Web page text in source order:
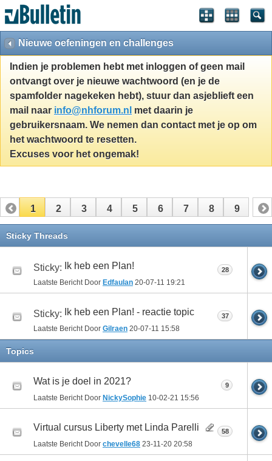
Nieuwe oefeningen en challenges
Indien je problemen hebt met inloggen of geen mail
ontvangt over je nieuwe wachtwoord (en je de
spamfolder nagekeken hebt), stuur dan asjeblieft een
mail naar info@nhforum.nl met daarin je
gebruikersnaam. We nemen dan contact met je op om
het wachtwoord te resetten.
Excuses voor het ongemak!
1 2 3 4 5 6 7 8 9
Sticky Threads
Sticky: Ik heb een Plan!
Laatste Bericht Door Edfaulan 20-07-11 19:21
28
Sticky: Ik heb een Plan! - reactie topic
Laatste Bericht Door Gilraen 20-07-11 15:58
37
Topics
Wat is je doel in 2021?
Laatste Bericht Door NickySophie 10-02-21 15:56
9
Virtual cursus Liberty met Linda Parelli
Laatste Bericht Door chevelle68 23-11-20 20:58
58